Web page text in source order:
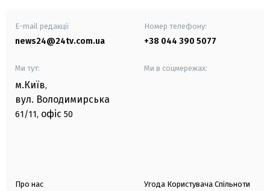
E-mail редакції
news24@24tv.com.ua
Номер телефону:
+38 044 390 5077
Ми тут:
м.Київ,
вул. Володимирська
61/11, офіс 50
Ми в соцмережах:
Про нас Угода Користувача Спільноти